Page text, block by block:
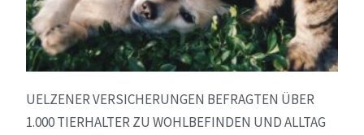
UELZENER VERSICHERUNGEN BEFRAGTEN ÜBER
1.000 TIERHALTER ZU WOHLBEFINDEN UND ALLTAG